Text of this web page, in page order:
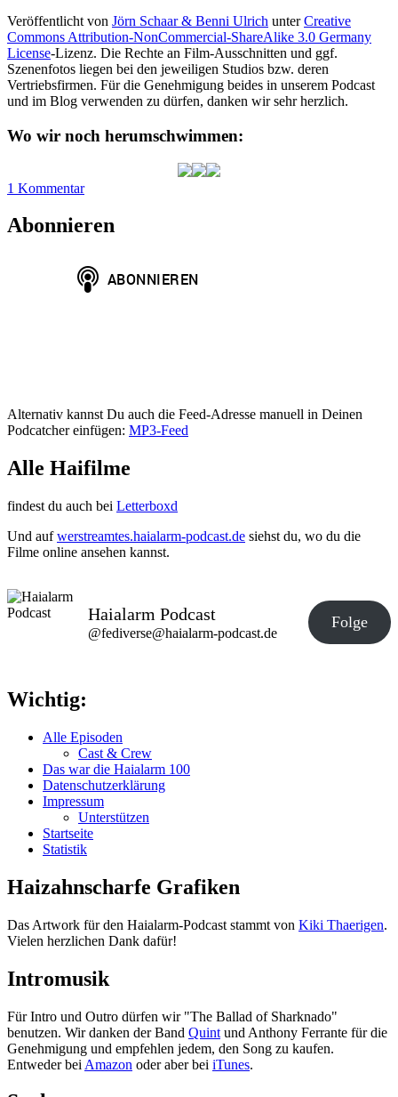
Veröffentlicht von Jörn Schaar & Benni Ulrich unterCreative
Commons Attribution-NonCommercial-ShareAlike 3.0 Germany
License-Lizenz. Die Rechte an Film-Ausschnitten und ggf.
Szenenfotos liegen bei den jeweiligen Studios bzw. deren
Vertriebsfirmen. Für die Genehmigung beides in unserem Podcast
und im Blog verwenden zu dürfen, danken wir sehr herzlich.
Wo wir noch herumschwimmen:
1 Kommentarzu
Atomic
Shark
Abonnieren
Alternativ kannst Du auch die Feed-Adresse manuell in Deinen
Podcatcher einfügen: MP3-Feed
Alle Haifilme
findest du auch bei Letterboxd
Und aufwerstreamtes.haialarm-podcast.de siehst du, wo du die
Filme online ansehen kannst.
Haialarm Podcast
@fediverse@haialarm-podcast.de
Folge
Wichtig:
Alle Episoden
Cast & Crew
Das war die Haialarm 100
Datenschutzerklärung
Impressum
Unterstützen
Startseite
Statistik
Haizahnscharfe Grafiken
Das Artwork für den Haialarm-Podcast stammt von Kiki Thaerigen.
Vielen herzlichen Dank dafür!
Intromusik
Für Intro und Outro dürfen wir "The Ballad of Sharknado"
benutzen. Wir danken der Band Quint und Anthony Ferrante für die
Genehmigung und empfehlen jedem, den Song zu kaufen.
Entweder bei Amazon oder aber bei iTunes.